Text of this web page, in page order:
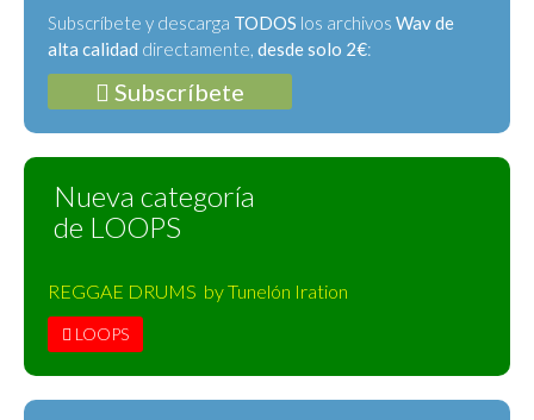
Subscríbete y descarga TODOS los archivos Wav de
alta calidad directamente, desde solo 2€:
Subscríbete
Nueva categoría
de LOOPS
REGGAE DRUMS by Tunelón Iration
LOOPS